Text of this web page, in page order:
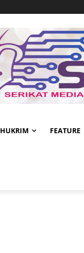
HUKRIM FEATURE